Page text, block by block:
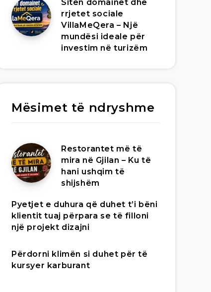
Siten domainet dhe
rrjetet sociale
VillaMeQera – Një
mundësi ideale për
investim në turizëm
Mësimet të ndryshme
Restorantet më të
mira në Gjilan – Ku të
hani ushqim të
shijshëm
Pyetjet e duhura që duhet t’i bëni
klientit tuaj përpara se të filloni
një projekt dizajni
Përdorni klimën si duhet për të
kursyer karburant